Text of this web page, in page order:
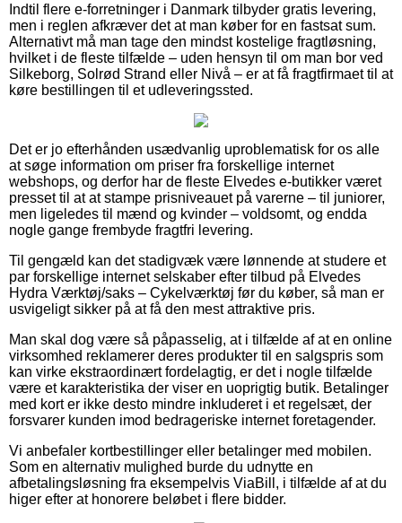
Indtil flere e-forretninger i Danmark tilbyder gratis levering,
men i reglen afkræver det at man køber for en fastsat sum.
Alternativt må man tage den mindst kostelige fragtløsning,
hvilket i de fleste tilfælde – uden hensyn til om man bor ved
Silkeborg, Solrød Strand eller Nivå – er at få fragtfirmaet til at
køre bestillingen til et udleveringssted.
Det er jo efterhånden usædvanlig uproblematisk for os alle
at søge information om priser fra forskellige internet
webshops, og derfor har de fleste Elvedes e-butikker været
presset til at at stampe prisniveauet på varerne – til juniorer,
men ligeledes til mænd og kvinder – voldsomt, og endda
nogle gange frembyde fragtfri levering.
Til gengæld kan det stadigvæk være lønnende at studere et
par forskellige internet selskaber efter tilbud på Elvedes
Hydra Værktøj/saks – Cykelværktøj før du køber, så man er
usvigeligt sikker på at få den mest attraktive pris.
Man skal dog være så påpasselig, at i tilfælde af at en online
virksomhed reklamerer deres produkter til en salgspris som
kan virke ekstraordinært fordelagtig, er det i nogle tilfælde
være et karakteristika der viser en uoprigtig butik. Betalinger
med kort er ikke desto mindre inkluderet i et regelsæt, der
forsvarer kunden imod bedrageriske internet foretagender.
Vi anbefaler kortbestillinger eller betalinger med mobilen.
Som en alternativ mulighed burde du udnytte en
afbetalingsløsning fra eksempelvis ViaBill, i tilfælde af at du
higer efter at honorere beløbet i flere bidder.